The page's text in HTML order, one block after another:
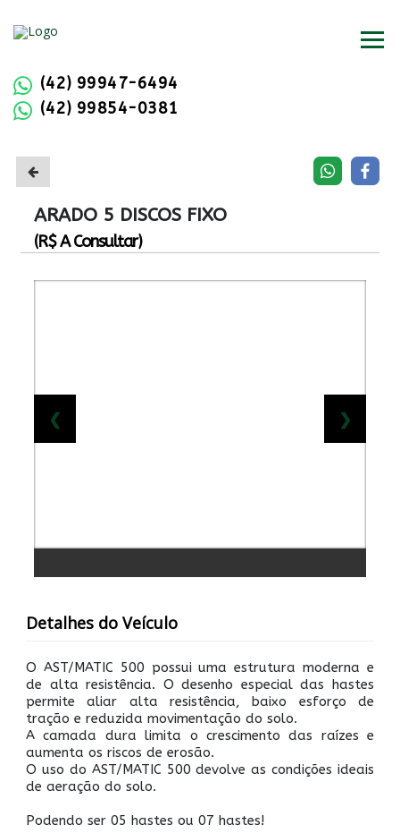
(42) 99947-6494
(42) 99854-0381
ARADO 5 DISCOS FIXO
(R$ A Consultar)
❮ ❯
Detalhes do Veículo
O AST/MATIC 500 possui uma estrutura moderna e
de alta resistência. O desenho especial das hastes
permite aliar alta resistência, baixo esforço de
tração e reduzida movimentação do solo.
A camada dura limita o crescimento das raízes e
aumenta os riscos de erosão.
O uso do AST/MATIC 500 devolve as condições ideais
de aeração do solo.
Podendo ser 05 hastes ou 07 hastes!